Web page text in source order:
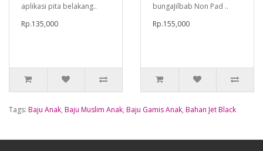
aplikasi pita belakang..
Rp.135,000
bungaJilbab Non Pad ..
Rp.155,000
Tags: Baju Anak, Baju Muslim Anak, Baju Gamis Anak, Bahan Jet Black